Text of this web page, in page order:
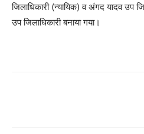
जिलाधिकारी (न्यायिक) व अंगद यादव उप
उप जिलाधिकारी बनाया गया।